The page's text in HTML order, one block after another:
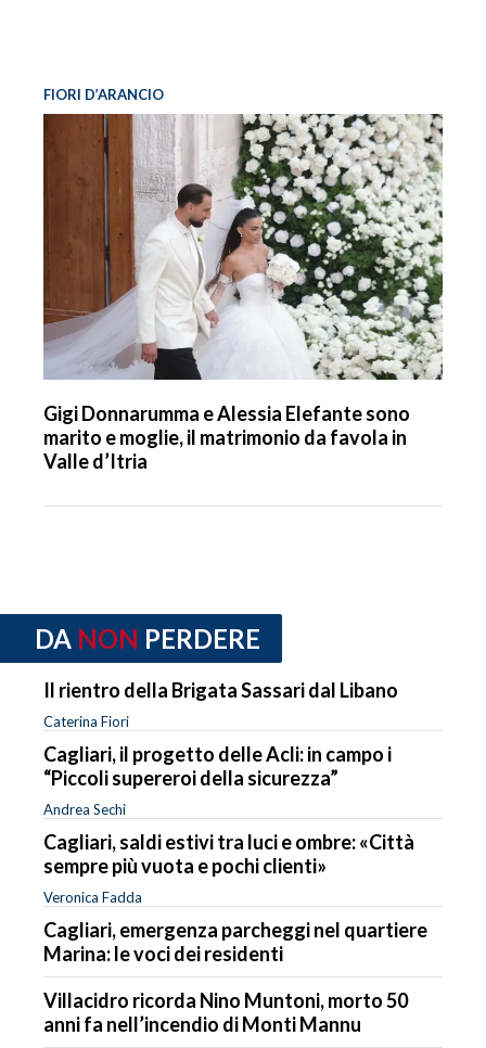
FIORI D’ARANCIO
Gigi Donnarumma e Alessia Elefante sono
marito e moglie, il matrimonio da favola in
Valle d’Itria
DA NON PERDERE
Il rientro della Brigata Sassari dal Libano
Caterina Fiori
Cagliari, il progetto delle Acli: in campo i
“Piccoli supereroi della sicurezza”
Andrea Sechi
Cagliari, saldi estivi tra luci e ombre: «Città
sempre più vuota e pochi clienti»
Veronica Fadda
Cagliari, emergenza parcheggi nel quartiere
Marina: le voci dei residenti
Villacidro ricorda Nino Muntoni, morto 50
anni fa nell’incendio di Monti Mannu